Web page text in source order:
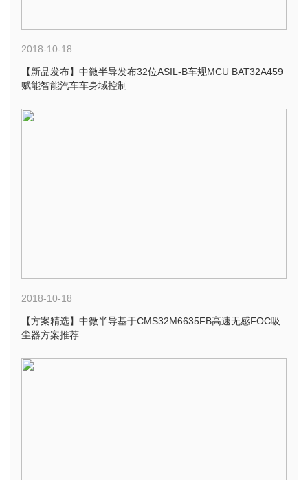
2018-10-18
【新品发布】中微半导发布32位ASIL-B车规MCU BAT32A459
赋能智能汽车车身域控制
2018-10-18
【方案精选】中微半导基于CMS32M6635FB高速无感FOC吸
尘器方案推荐